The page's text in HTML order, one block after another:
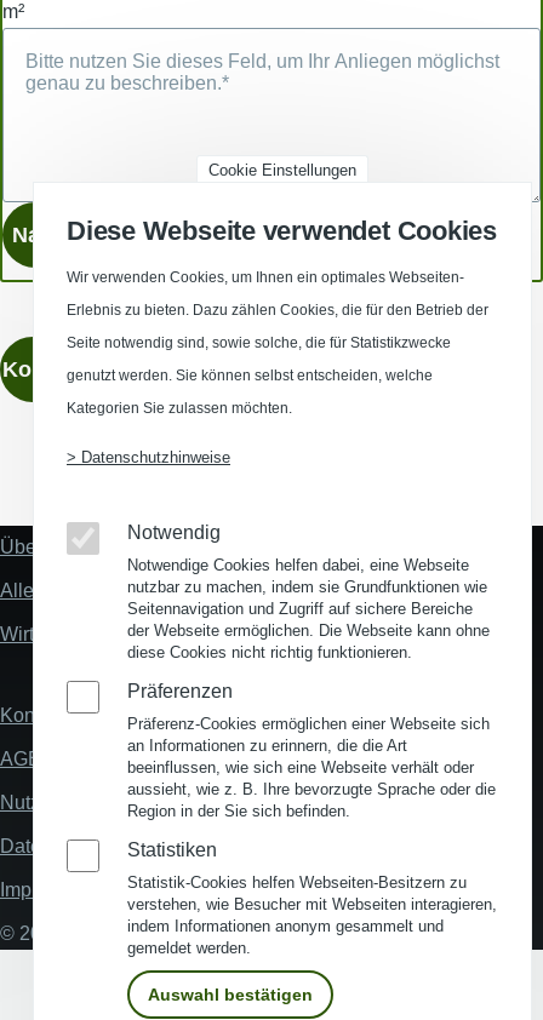
m²
Kontaktieren
Fußzeile
Links
Über uns
Alles zum Thema Standortanalyse
Wirtschaftsstandort Deutschland
Fußzeile
Kontakt
AGB
Nutzungsbedingungen
Datenschutz
Impressum
© 2026 My Business Location
Cookie Einstellungen
Diese Webseite verwendet Cookies
Wir verwenden Cookies, um Ihnen ein optimales Webseiten-
Erlebnis zu bieten. Dazu zählen Cookies, die für den Betrieb der
Seite notwendig sind, sowie solche, die für Statistikzwecke
genutzt werden. Sie können selbst entscheiden, welche
Kategorien Sie zulassen möchten.
> Datenschutzhinweise
Notwendig
Notwendige Cookies helfen dabei, eine Webseite
nutzbar zu machen, indem sie Grundfunktionen wie
Seitennavigation und Zugriff auf sichere Bereiche
der Webseite ermöglichen. Die Webseite kann ohne
diese Cookies nicht richtig funktionieren.
Präferenzen
Präferenz-Cookies ermöglichen einer Webseite sich
an Informationen zu erinnern, die die Art
beeinflussen, wie sich eine Webseite verhält oder
aussieht, wie z. B. Ihre bevorzugte Sprache oder die
Region in der Sie sich befinden.
Statistiken
Statistik-Cookies helfen Webseiten-Besitzern zu
verstehen, wie Besucher mit Webseiten interagieren,
indem Informationen anonym gesammelt und
gemeldet werden.
Auswahl bestätigen